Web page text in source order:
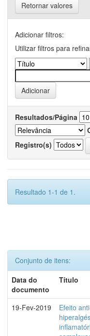
Retornar valores
Adicionar filtros:
Utilizar filtros para
Resultados/Página
Registro(s)
Resultado 1-1 de 1.
Conjunto de itens:
Data do
documento
Título
19-Fev-2019
Efeito